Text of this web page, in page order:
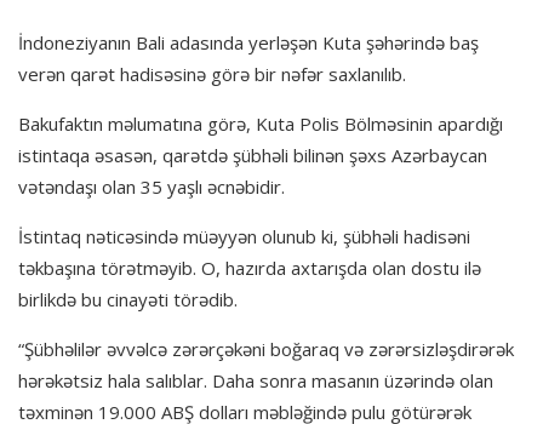
İndoneziyanın Bali adasında yerləşən Kuta şəhərində baş
verən qarət hadisəsinə görə bir nəfər saxlanılıb.
Bakufaktın məlumatına görə, Kuta Polis Bölməsinin apardığı
istintaqa əsasən, qarətdə şübhəli bilinən şəxs Azərbaycan
vətəndaşı olan 35 yaşlı əcnəbidir.
İstintaq nəticəsində müəyyən olunub ki, şübhəli hadisəni
təkbaşına törətməyib. O, hazırda axtarışda olan dostu ilə
birlikdə bu cinayəti törədib.
“Şübhəlilər əvvəlcə zərərçəkəni boğaraq və zərərsizləşdirərək
hərəkətsiz hala salıblar. Daha sonra masanın üzərində olan
təxminən 19.000 ABŞ dolları məbləğində pulu götürərək